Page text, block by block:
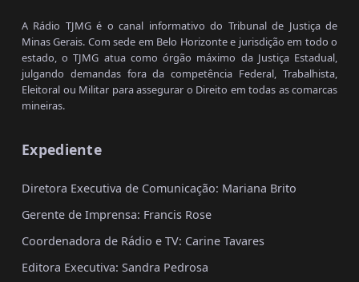
A Rádio TJMG é o canal informativo do Tribunal de Justiça de
Minas Gerais. Com sede em Belo Horizonte e jurisdição em todo o
estado, o TJMG atua como órgão máximo da Justiça Estadual,
julgando demandas fora da competência Federal, Trabalhista,
Eleitoral ou Militar para assegurar o Direito em todas as comarcas
mineiras.
Expediente
Diretora Executiva de Comunicação: Mariana Brito
Gerente de Imprensa: Francis Rose
Coordenadora de Rádio e TV: Carine Tavares
Editora Executiva: Sandra Pedrosa